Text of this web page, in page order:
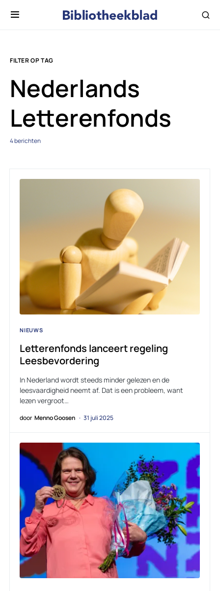
FILTER OP TAG
Nederlands
Letterenfonds
4 berichten
NIEUWS
Letterenfonds lanceert regeling
Leesbevordering
In Nederland wordt steeds minder gelezen en de
leesvaardigheid neemt af. Dat is een probleem, want
lezen vergroot…
door Menno Goosen 31 juli 2025